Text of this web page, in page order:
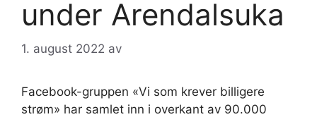
under Arendalsuka
1. august 2022 av
Facebook-gruppen «Vi som krever billigere
strøm» har samlet inn i overkant av 90.000